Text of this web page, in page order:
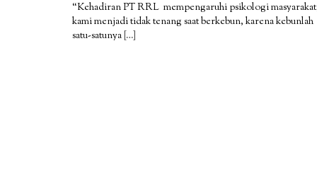
“Kehadiran PT RRL mempengaruhi psikologi
kami menjadi tidak tenang saat berkebun, karena kebunlah
satu-satunya […]